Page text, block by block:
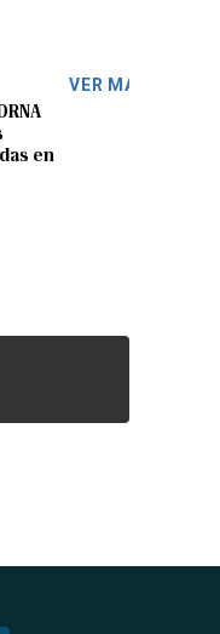
en
VER MÁS